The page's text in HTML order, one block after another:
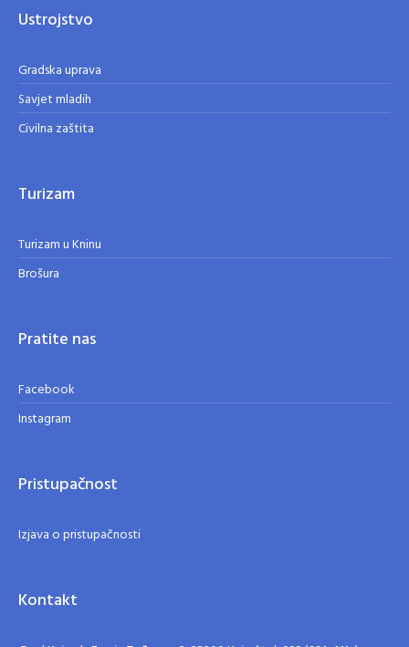
Ustrojstvo
Gradska uprava
Savjet mladih
Civilna zaštita
Turizam
Turizam u Kninu
Brošura
Pratite nas
Facebook
Instagram
Pristupačnost
Izjava o pristupačnosti
Kontakt